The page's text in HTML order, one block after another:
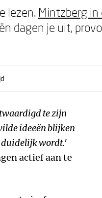
lezen. Mintzberg
dagen je uit,
te zijn
ideeën blijken
duidelijk wordt.'
actief aan te